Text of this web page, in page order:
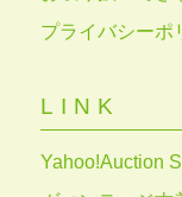
プライバシーポ
LINK
Yahoo!Auction